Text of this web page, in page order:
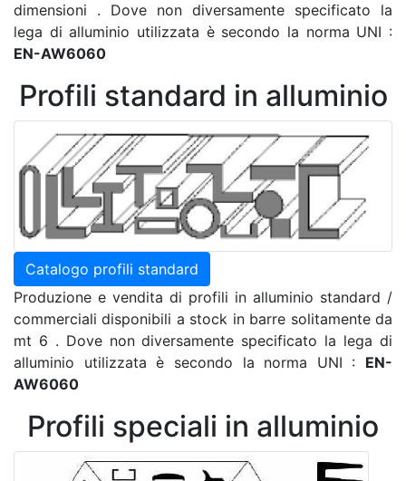
dimensioni . Dove non diversamente specificato la
lega di alluminio utilizzata è secondo la norma UNI :
EN-AW6060
Profili standard in alluminio
Catalogo profili standard
Produzione e vendita di profili in alluminio standard /
commerciali disponibili a stock in barre solitamente da
mt 6 . Dove non diversamente specificato la lega di
alluminio utilizzata è secondo la norma UNI : EN-
AW6060
Profili speciali in alluminio